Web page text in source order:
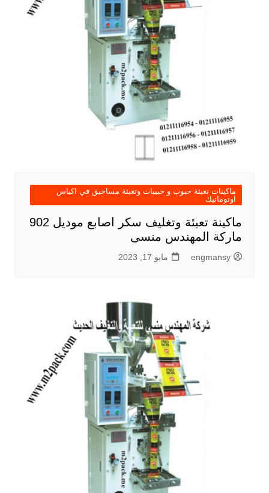
ماكينات تعبئة حبوب و حبيبات وتعبئة مساحيق في اكياس
اوتوماتيك
ماكينة تعبئة وتغليف سكر اصابع موديل 902
ماركة المهندس منسى
engmansy مايو 17, 2023